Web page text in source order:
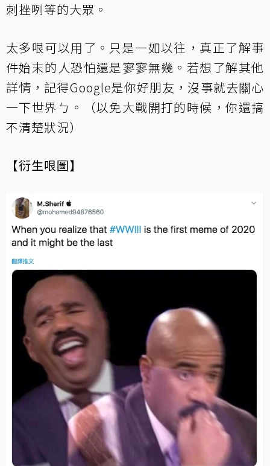
刺挫咧等的大眾。
太多哏可以用了。只是一如以往，真正了解事
件始末的人恐怕還是寥寥無幾。若想了解其他
詳情，記得Google是你好朋友，沒事就去關心
一下世界ㄅ。（以免大戰開打的時候，你還搞
不清楚狀況）
【衍生哏圖】